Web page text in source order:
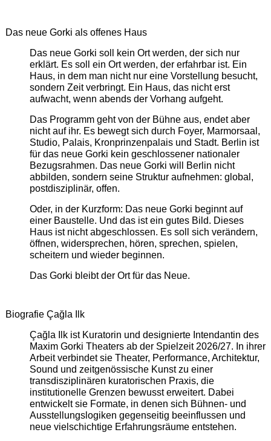
Das neue Gorki als offenes Haus
Das neue Gorki soll kein Ort werden, der sich nur
erklärt. Es soll ein Ort werden, der erfahrbar ist. Ein
Haus, in dem man nicht nur eine Vorstellung besucht,
sondern Zeit verbringt. Ein Haus, das nicht erst
aufwacht, wenn abends der Vorhang aufgeht.
Das Programm geht von der Bühne aus, endet aber
nicht auf ihr. Es bewegt sich durch Foyer, Marmorsaal,
Studio, Palais, Kronprinzenpalais und Stadt. Berlin ist
für das neue Gorki kein geschlossener nationaler
Bezugsrahmen. Das neue Gorki will Berlin nicht
abbilden, sondern seine Struktur aufnehmen: global,
postdisziplinär, offen.
Oder, in der Kurzform: Das neue Gorki beginnt auf
einer Baustelle. Und das ist ein gutes Bild. Dieses
Haus ist nicht abgeschlossen. Es soll sich verändern,
öffnen, widersprechen, hören, sprechen, spielen,
scheitern und wieder beginnen.
Das Gorki bleibt der Ort für das Neue.
Biografie Çağla Ilk
Çağla Ilk ist Kuratorin und designierte Intendantin des
Maxim Gorki Theaters ab der Spielzeit 2026/27. In ihrer
Arbeit verbindet sie Theater, Performance, Architektur,
Sound und zeitgenössische Kunst zu einer
transdisziplinären kuratorischen Praxis, die
institutionelle Grenzen bewusst erweitert. Dabei
entwickelt sie Formate, in denen sich Bühnen- und
Ausstellungslogiken gegenseitig beeinflussen und
neue vielschichtige Erfahrungsräume entstehen.